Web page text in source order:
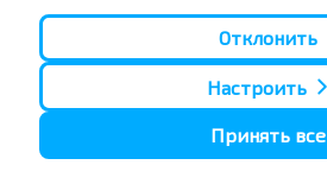
Хотите
путешествовать
Отклонить
Настроить
Принять все